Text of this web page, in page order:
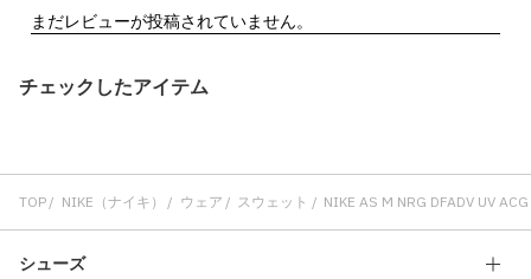
チェックしたアイテム
TOP NIKE（ナイキ） ウェア スウェット NIKE AS M NRG DFADV UV
シューズ